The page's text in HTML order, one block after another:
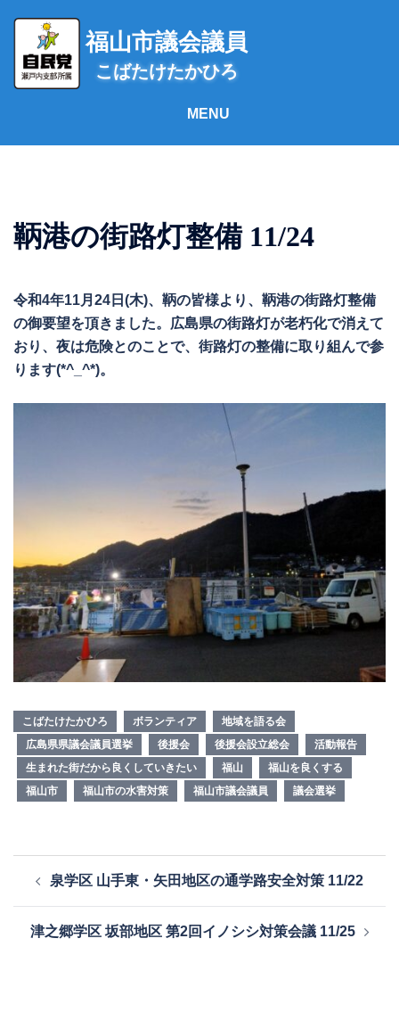
ス
福山市議会議員
こばたけたかひろ
鞆港の街路灯整備 11/24
令和4年11月24日(木)、鞆の皆様より、鞆港の街路灯整備
の御要望を頂きました。広島県の街路灯が老朽化で消えて
おり、夜は危険とのことで、街路灯の整備に取り組んで参
ります(*^_^*)。
こばたけたかひろ ボランティア
地域を語る会
広島県県議会議員選挙
後援会 後援会設立総会
活動報告
生まれた街だから良くしていきたい
福山
福山を良くする
福山市
福山市の水害対策 福山市議会議員 議会選挙
ビ
泉学区 山手東・矢田地区の通学路安全対策 11/22
津之郷学区 坂部地区 第2回イノシシ対策会議 11/25